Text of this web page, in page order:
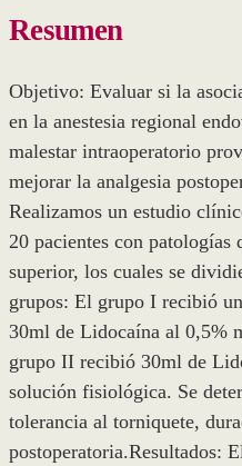
Resumen
Objetivo: Evaluar si la
en la anestesia regional
malestar intraoperatorio
mejorar la analgesia
Realizamos un estudio
20 pacientes con patologías
superior, los cuales se
grupos: El grupo I recibió
30ml de Lidocaína al 0,5%
grupo II recibió 30ml de
solución fisiológica. Se
tolerancia al torniquete,
postoperatoria.Resultados: